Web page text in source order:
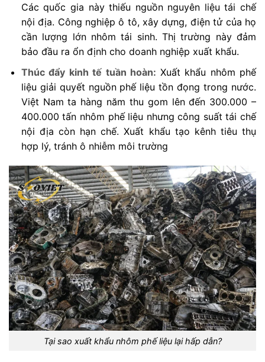
Các quốc gia này thiếu nguồn nguyên liệu tái chế
nội địa. Công nghiệp ô tô, xây dựng, điện tử của họ
cần lượng lớn nhôm tái sinh. Thị trường này đảm
bảo đầu ra ổn định cho doanh nghiệp xuất khẩu.
Thúc đẩy kinh tế tuần hoàn: Xuất khẩu nhôm phế
liệu giải quyết nguồn phế liệu tồn đọng trong nước.
Việt Nam ta hàng năm thu gom lên đến 300.000 –
400.000 tấn nhôm phế liệu nhưng công suất tái chế
nội địa còn hạn chế. Xuất khẩu tạo kênh tiêu thụ
hợp lý, tránh ô nhiễm môi trường
Tại sao xuất khẩu nhôm phế liệu lại hấp dẫn?